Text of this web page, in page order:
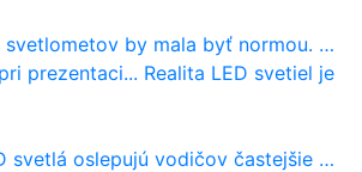
by mala byť normou. Jeden nový dnes stojí priemerne 1251 eur!
prezentaci... Realita LED svetiel je
oslepujú vodičov častejšie než staré halogény